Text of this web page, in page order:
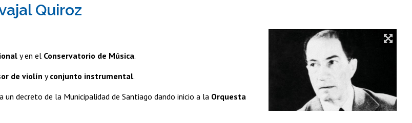
Estudios Avanzados en Educación
Quiroz
y en el Conservatorio de Música.
de violín yconjunto instrumental.
un decreto de la Municipalidad de Santiago dando inicio a la Orquesta